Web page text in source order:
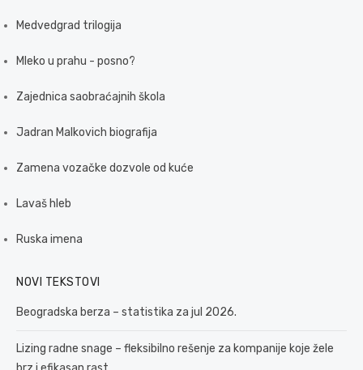
Medvedgrad trilogija
Mleko u prahu - posno?
Zajednica saobraćajnih škola
Jadran Malkovich biografija
Zamena vozačke dozvole od kuće
Lavaš hleb
Ruska imena
NOVI TEKSTOVI
Beogradska berza – statistika za jul 2026.
Lizing radne snage – fleksibilno rešenje za kompanije koje žele